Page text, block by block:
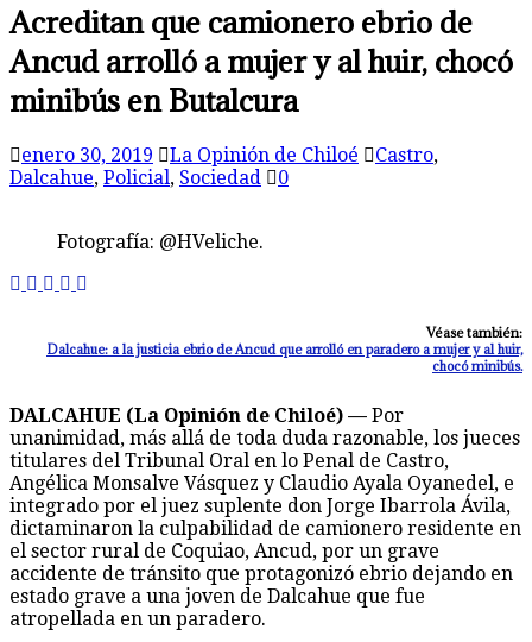
Acreditan que camionero ebrio de
Ancud arrolló a mujer y al huir, chocó
minibús en Butalcura
enero 30, 2019 La Opinión de Chiloé Castro,
Dalcahue, Policial, Sociedad 0
Fotografía: @HVeliche.
Véase también:
Dalcahue: a la justicia ebrio de Ancud que arrolló en paradero a mujer y al huir,
chocó minibús.
DALCAHUE (La Opinión de Chiloé) — Por
unanimidad, más allá de toda duda razonable, los jueces
titulares del Tribunal Oral en lo Penal de Castro,
Angélica Monsalve Vásquez y Claudio Ayala Oyanedel, e
integrado por el juez suplente don Jorge Ibarrola Ávila,
dictaminaron la culpabilidad de camionero residente en
el sector rural de Coquiao, Ancud, por un grave
accidente de tránsito que protagonizó ebrio dejando en
estado grave a una joven de Dalcahue que fue
atropellada en un paradero.